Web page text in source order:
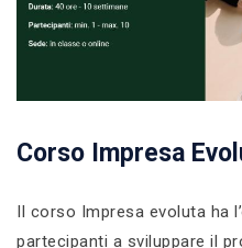
Corso Impresa
Il corso Impresa evoluta ha
partecipanti a sviluppare il